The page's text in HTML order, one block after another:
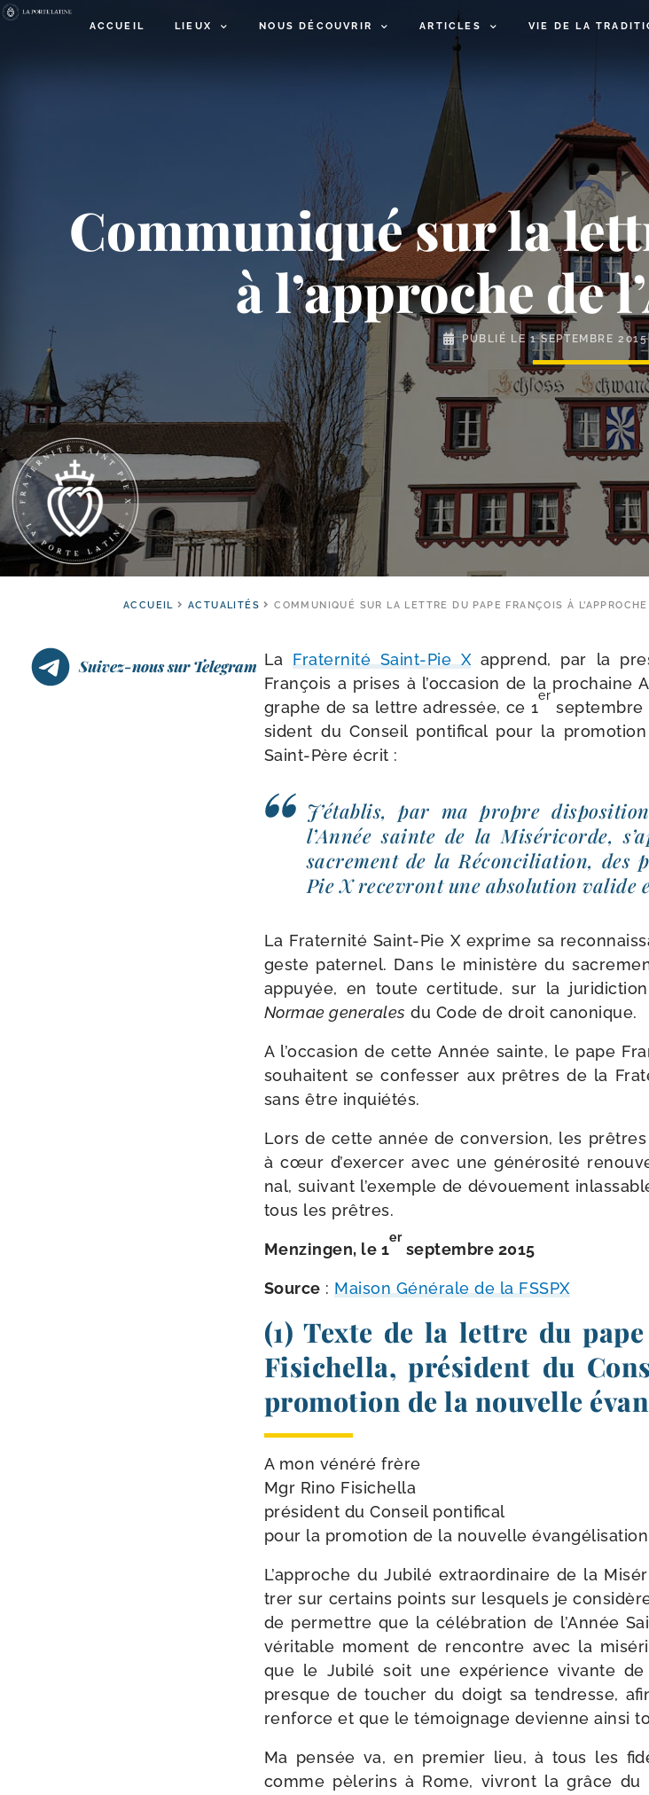
ACCUEIL LIEUX NOUS DÉCOUVRIR ARTICLES VIE DE LA
Communiqué sur la
à l’approche de
PUBLIÉ LE 1 SEPTEMBRE 2015
ACCUEIL ACTUALITÉS COMMUNIQUÉ SUR LA LETTRE DU PAPE FRANÇOIS À
Suivez-nous sur Telegram La Fraternité Saint-​Pie Xapprend, par la
François a prises à l’occasion de la
graphe de sa lettre adres­sée, ce 1
er
sep­tembre
sident du Conseil pon­ti­fi­cal pour la
Saint-​Père écrit :
J’établis, par ma propre
l’Année sainte de la Miséricorde,
sacre­ment de la Réconciliation,
Pie X rece­vront une abso­lu­tion valide
La Fraternité Saint-​Pie X exprime sa
geste pater­nel. Dans le minis­tère du
appuyée, en toute cer­ti­tude, sur la
Normae gene­rales du Code de droit canonique.
A l’occasion de cette Année sainte, le pape
sou­haitent se confes­ser aux prêtres de la
sans être inquiétés.
Lors de cette année de conver­sion, les
à cœur d’exercer avec une géné­ro­si­té
nal, sui­vant l’exemple de dévoue­ment
tous les prêtres.
Menzingen, le 1
er
sep­tembre 2015
Source : Maison Générale de la FSSPX
(1) Texte de la lettre du
Fisichella, président du
promotion de la nouvelle
A mon véné­ré frère
Mgr Rino Fisichella
pré­sident du Conseil pon­ti­fi­cal
pour la pro­mo­tion de la nou­velle évangélisation
L’approche du Jubilé extra­or­di­naire de la
trer sur cer­tains points sur les­quels je
de per­mettre que la célé­bra­tion de l’Année
véri­table moment de ren­contre avec la
que le Jubilé soit une expé­rience vivante
presque de tou­cher du doigt sa ten­dresse,
ren­force et que le témoi­gnage devienne ain­si
Ma pen­sée va, en pre­mier lieu, à tous les
comme pèle­rins à Rome, vivront la grâce du